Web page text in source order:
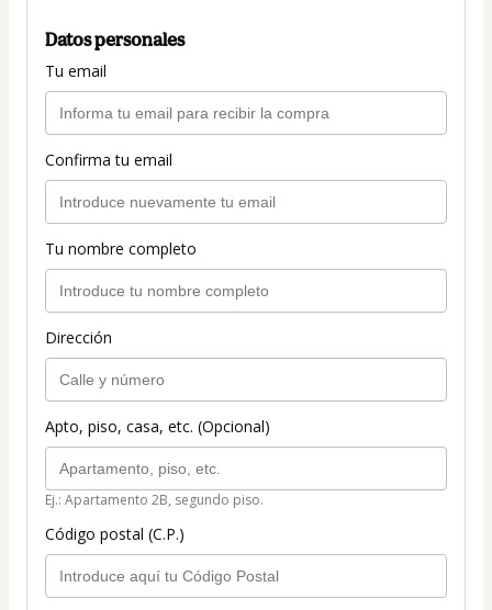
Datos personales
Tu email
Confirma tu email
Tu nombre completo
Dirección
Apto, piso, casa, etc. (Opcional)
Ej.: Apartamento 2B, segundo piso.
Código postal (C.P.)